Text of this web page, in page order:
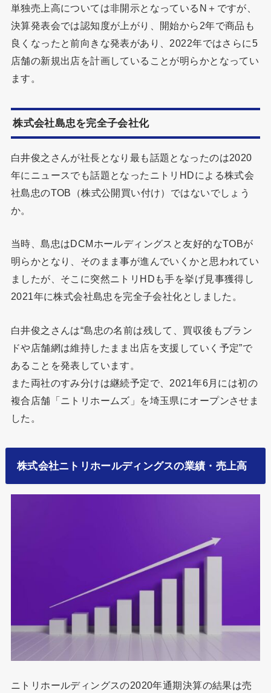
単独売上高については非開示となっているN＋ですが、
決算発表会では認知度が上がり、開始から2年で商品も
良くなったと前向きな発表があり、2022年ではさらに5
店舗の新規出店を計画していることが明らかとなってい
ます。
株式会社島忠を完全子会社化
白井俊之さんが社長となり最も話題となったのは2020
年にニュースでも話題となったニトリHDによる株式会
社島忠のTOB（株式公開買い付け）ではないでしょう
か。
当時、島忠はDCMホールディングスと友好的なTOBが
明らかとなり、そのまま事が進んでいくかと思われてい
ましたが、そこに突然ニトリHDも手を挙げ見事獲得し
2021年に株式会社島忠を完全子会社化としました。
白井俊之さんは“島忠の名前は残して、買収後もブラン
ドや店舗網は維持したまま出店を支援していく予定”で
あることを発表しています。
また両社のすみ分けは継続予定で、2021年6月には初の
複合店舗「ニトリホームズ」を埼玉県にオープンさせま
した。
株式会社ニトリホールディングスの業績・売上高
ニトリホールディングスの2020年通期決算の結果は売